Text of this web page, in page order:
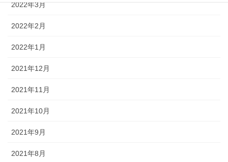
2022年3月
2022年2月
2022年1月
2021年12月
2021年11月
2021年10月
2021年9月
2021年8月